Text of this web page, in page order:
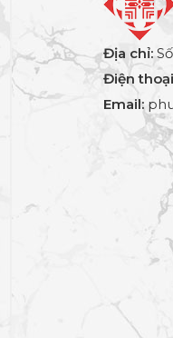
Địa chỉ:
Điện
Email: